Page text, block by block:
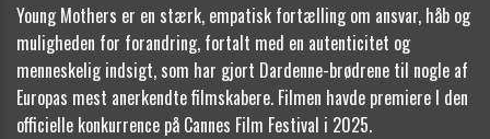
Young Mothers er en stærk, empatisk fortælling om ansvar, håb og
muligheden for forandring, fortalt med en autenticitet og
menneskelig indsigt, som har gjort Dardenne-brødrene til nogle af
Europas mest anerkendte filmskabere. Filmen havde premiere I den
officielle konkurrence på Cannes Film Festival i 2025.